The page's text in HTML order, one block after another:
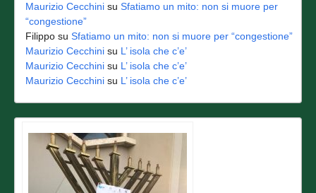
Maurizio Cecchini su Sfatiamo un mito: non si muore per
“congestione”
Filippo su Sfatiamo un mito: non si muore per “congestione”
Maurizio Cecchini su L’ isola che c’e’
Maurizio Cecchini su L’ isola che c’e’
Maurizio Cecchini su L’ isola che c’e’